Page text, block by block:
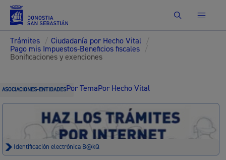
Buscar
Trámites / Ciudadanía por Hecho Vital /
Pago mis Impuestos-Beneficios fiscales /
Bonificaciones y exenciones
ASOCIACIONES-ENTIDADESPor TemaPor Hecho Vital
Identificación electrónica B@kQ